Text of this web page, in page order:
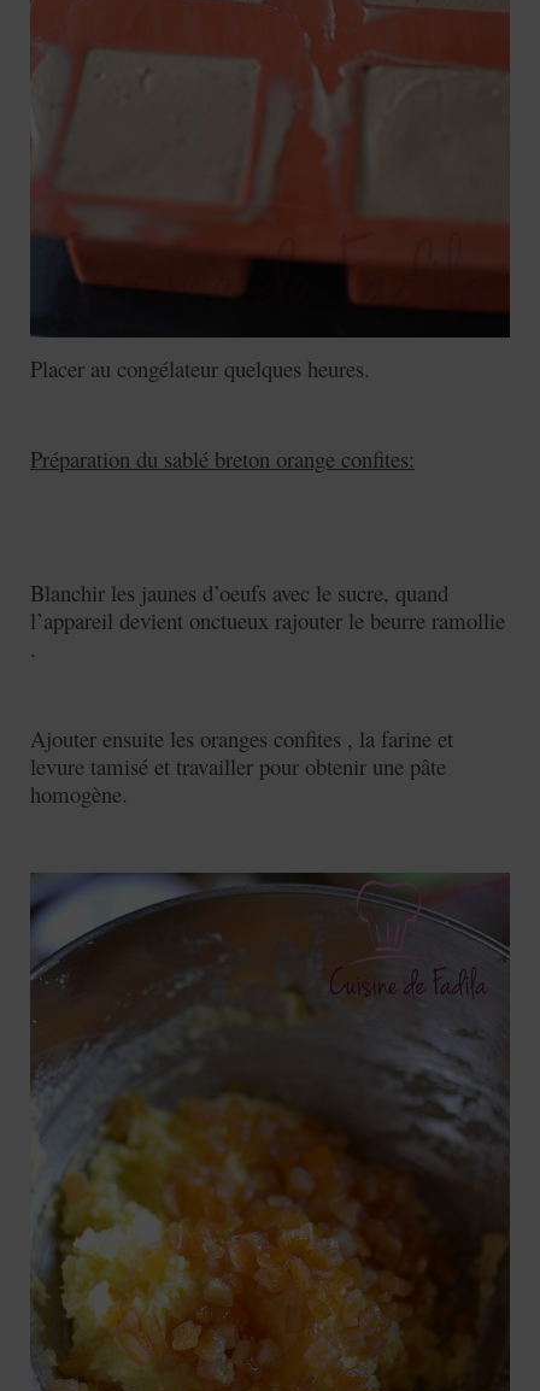
Placer au congélateur quelques heures.
Préparation du sablé breton orange confites:
Blanchir les jaunes d’oeufs avec le sucre, quand
l’appareil devient onctueux rajouter le beurre ramollie
.
Ajouter ensuite les oranges confites , la farine et
levure tamisé et travailler pour obtenir une pâte
homogène.